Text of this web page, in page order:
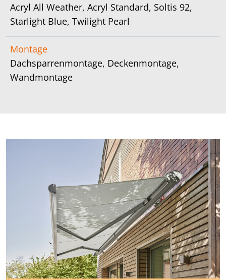
Acryl All Weather, Acryl Standard, Soltis 92,
Starlight Blue, Twilight Pearl
Montage
Dachsparrenmontage, Deckenmontage,
Wandmontage